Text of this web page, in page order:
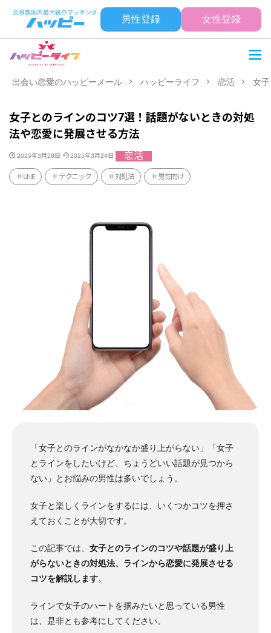
男性登録 女性登録
出会い恋愛のハッピーメール ハッピーライフ 恋活 女
女子とのラインのコツ7選！話題がないときの対処
法や恋愛に発展させる方法
2025年3月28日 2025年3月24日 恋活
LINE テクニック 対処法 男性向け
「女子とのラインがなかなか盛り上がらない」「女子
とラインをしたいけど、ちょうどいい話題が見つから
ない」とお悩みの男性は多いでしょう。
女子と楽しくラインをするには、いくつかコツを押さ
えておくことが大切です。
この記事では、 女子とのラインのコツや話題が盛り上
がらないときの対処法、ラインから恋愛に発展させる
コツを解説します。
ラインで女子のハートを掴みたいと思っている男性
は、是非とも参考にしてください。